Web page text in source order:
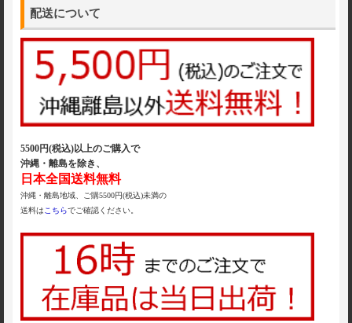
配送について
5500円(税込)以上のご購入で
沖縄・離島を除き、
日本全国送料無料
沖縄・離島地域、ご購5500円(税込)未満の
送料は こちらでご確認ください。